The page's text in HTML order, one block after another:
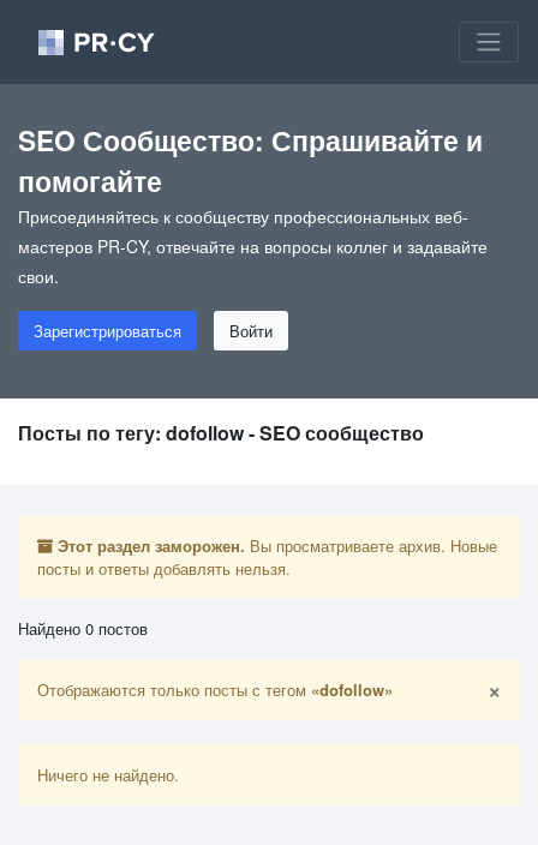
SEO Сообщество: Спрашивайте и
помогайте
Присоединяйтесь к сообществу профессиональных веб-
мастеров PR-CY, отвечайте на вопросы коллег и задавайте
свои.
Зарегистрироваться Войти
Посты по тегу: dofollow - SEO сообщество
Этот раздел заморожен. Вы просматриваете архив. Новые
посты и ответы добавлять нельзя.
Найдено 0 постов
Отображаются только посты с тегом «dofollow» ×
Ничего не найдено.